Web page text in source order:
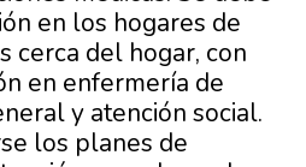
en los hogares de
cerca del hogar, con
en enfermería de
y atención social.
los planes de